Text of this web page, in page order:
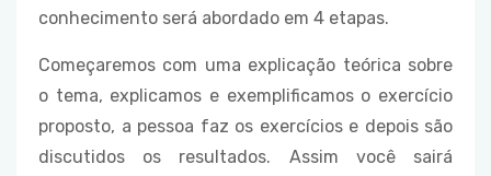
conhecimento será abordado em 4 etapas.
Começaremos com uma explicação teórica sobre
o tema, explicamos e exemplificamos o exercício
proposto, a pessoa faz os exercícios e depois são
discutidos os resultados. Assim você sairá